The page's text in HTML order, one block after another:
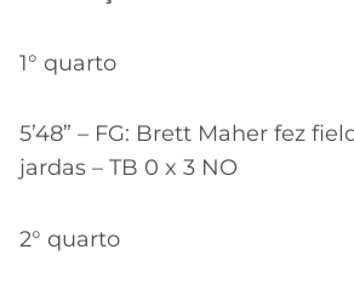
1° quarto
5’48” – FG: Brett Maher fez
jardas – TB 0 x 3 NO
2° quarto